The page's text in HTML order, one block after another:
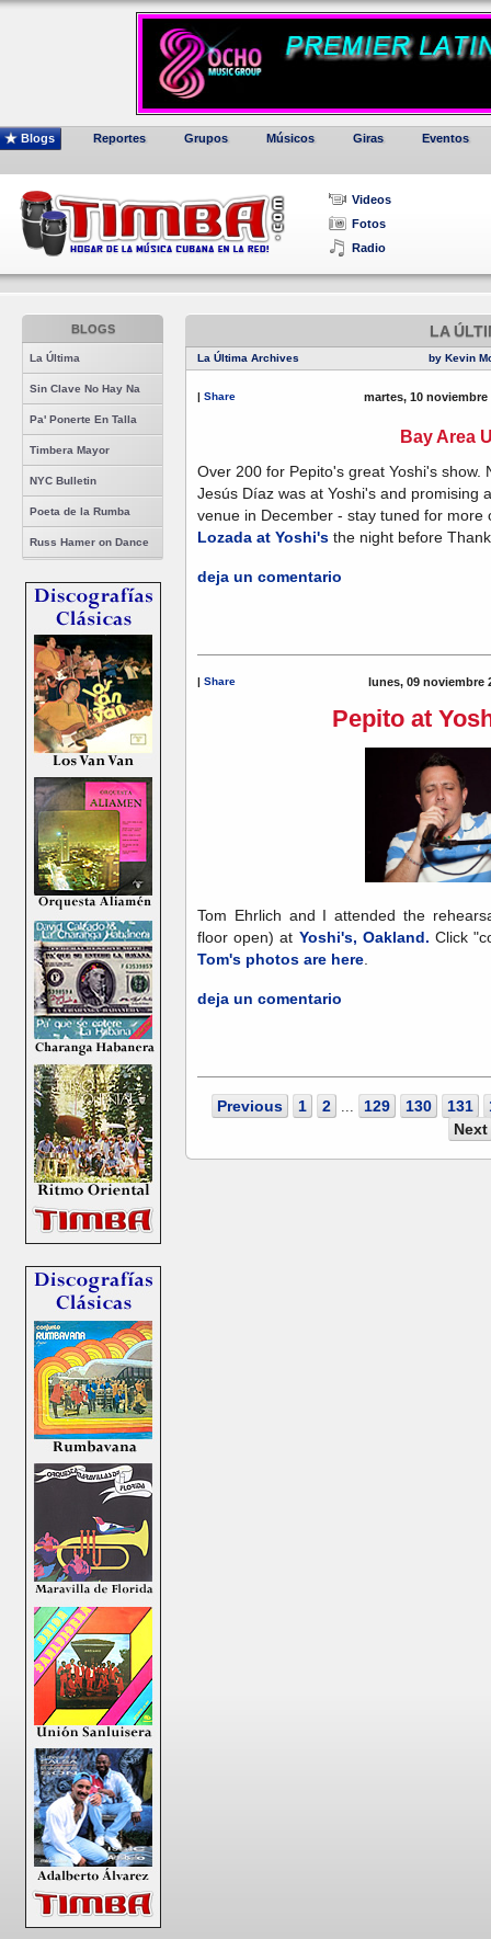
Blogs Reportes Grupos Músicos Giras Eventos
Videos
Fotos
Radio
BLOGS
La Última
Sin Clave No Hay Na
Pa' Ponerte En Talla
Timbera Mayor
NYC Bulletin
Poeta de la Rumba
Russ Hamer on Dance
LA
La Última Archives by Kevin
| Share martes, 10 noviembre
Bay Area
Over 200 for Pepito's great Yoshi's show.
Jesús Díaz was at Yoshi's and promising
venue in December - stay tuned for
Lozada at Yoshi's the night before
deja un comentario
| Share lunes, 09 noviembre
Pepito at
Tom Ehrlich and I attended the
floor open) at Yoshi's, Oakland. Click
Tom's photos are here
deja un comentario
Previous 1 2 129 130 131
Next